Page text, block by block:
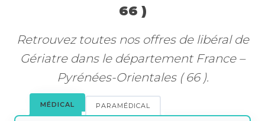
66 )
Retrouvez toutes nos offres de libéral de
Gériatre dans le département France –
Pyrénées-Orientales ( 66 ).
MÉDICAL PARAMÉDICAL